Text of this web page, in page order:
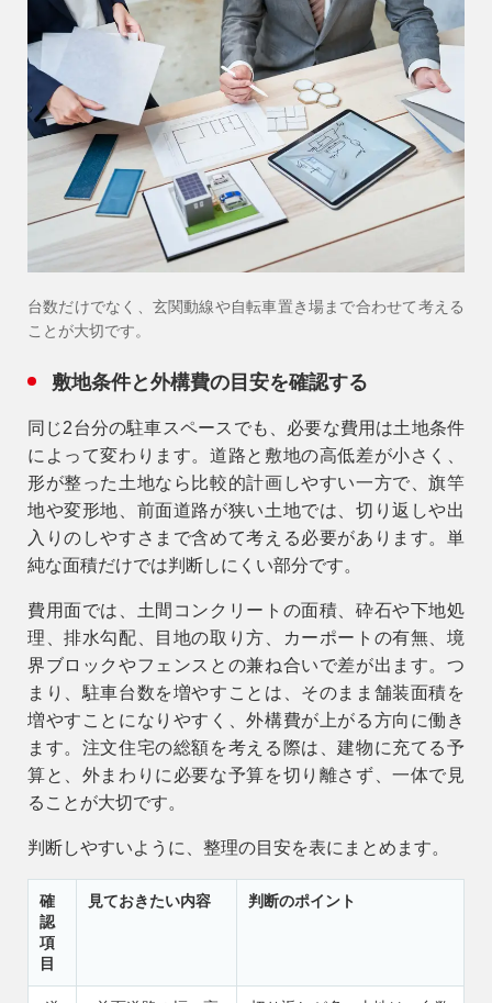
台数だけでなく、玄関動線や自転車置き場まで合わせて考える
ことが大切です。
敷地条件と外構費の目安を確認する
同じ2台分の駐車スペースでも、必要な費用は土地条件
によって変わります。道路と敷地の高低差が小さく、
形が整った土地なら比較的計画しやすい一方で、旗竿
地や変形地、前面道路が狭い土地では、切り返しや出
入りのしやすさまで含めて考える必要があります。単
純な面積だけでは判断しにくい部分です。
費用面では、土間コンクリートの面積、砕石や下地処
理、排水勾配、目地の取り方、カーポートの有無、境
界ブロックやフェンスとの兼ね合いで差が出ます。つ
まり、駐車台数を増やすことは、そのまま舗装面積を
増やすことになりやすく、外構費が上がる方向に働き
ます。注文住宅の総額を考える際は、建物に充てる予
算と、外まわりに必要な予算を切り離さず、一体で見
ることが大切です。
判断しやすいように、整理の目安を表にまとめます。
確
認
項
目
見ておきたい内容 判断のポイント